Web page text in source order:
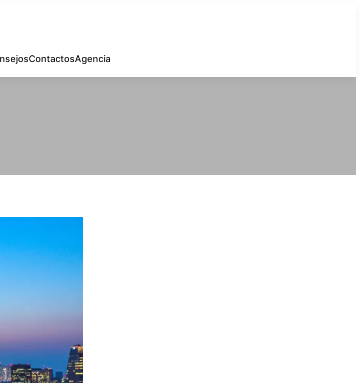
ContactosAgencia